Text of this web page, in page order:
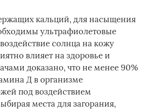
кальций, для насыщения
ультрафиолетовые
солнца на кожу
влияет на здоровье и
доказано, что не менее 90%
Д в организме
под воздействием
места для загорания,